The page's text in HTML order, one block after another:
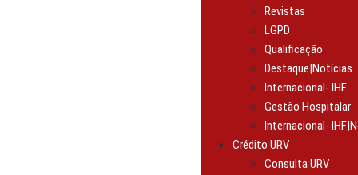
Revistas
LGPD
Qualificação
Destaque|Notícias
Internacional- IHF
Gestão Hospitalar
Internacional-
Crédito URV
Consulta URV